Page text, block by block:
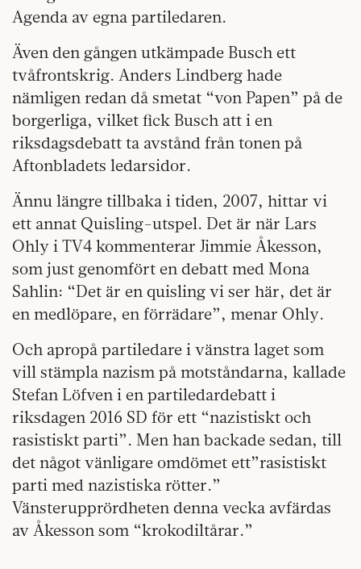
Agenda av egna partiledaren.
Även den gången utkämpade Busch ett
tvåfrontskrig. Anders Lindberg hade
nämligen redan då smetat “von Papen” på de
borgerliga, vilket fick Busch att i en
riksdagsdebatt ta avstånd från tonen på
Aftonbladets ledarsidor.
Ännu längre tillbaka i tiden, 2007, hittar vi
ett annat Quisling-utspel. Det är när Lars
Ohly i TV4 kommenterar Jimmie Åkesson,
som just genomfört en debatt med Mona
Sahlin: “Det är en quisling vi ser här, det är
en medlöpare, en förrädare”, menar Ohly.
Och apropå partiledare i vänstra laget som
vill stämpla nazism på motståndarna, kallade
Stefan Löfven i en partiledardebatt i
riksdagen 2016 SD för ett “nazistiskt och
rasistiskt parti”. Men han backade sedan, till
det något vänligare omdömet ett”rasistiskt
parti med nazistiska rötter.”
Vänsterupprördheten denna vecka avfärdas
av Åkesson som “krokodiltårar.”